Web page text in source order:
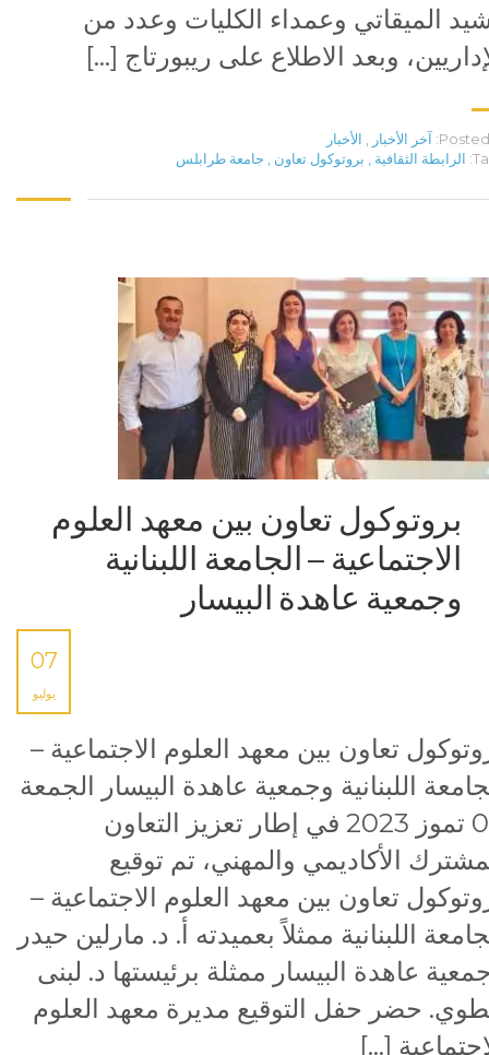
الميقاتي وعمداء الكليات وعدد من
وبعد الاطلاع على ريبورتاج […]
Posted آخر الأخبار
الأخبار
الرابطة الثقافية بروتوكول تعاون جامعة طرابلس
بروتوكول تعاون بين معهد العلوم
الاجتماعية – الجامعة اللبنانية
وجمعية عاهدة البيسار
07
يوليو
تعاون بين معهد العلوم الاجتماعية –
اللبنانية وجمعية عاهدة البيسار الجمعة
07 تموز 2023 في إطار تعزيز التعاون
الأكاديمي والمهني، تم توقيع
تعاون بين معهد العلوم الاجتماعية –
اللبنانية ممثلاً بعميدته أ. د. مارلين حيدر
عاهدة البيسار ممثلة برئيستها د. لبنى
حضر حفل التوقيع مديرة معهد العلوم
[…]